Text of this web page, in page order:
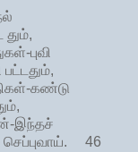
புவி
கண்டு
இந்தச்
செப்புவாய். 46